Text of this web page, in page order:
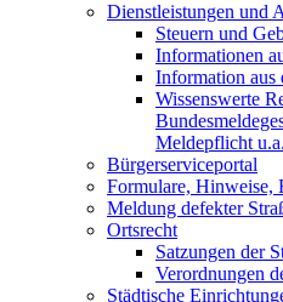
Dienstleistungen und
Steuern und
Informationen
Information aus
Wissenswerte
Meldepflicht
Bürgerserviceportal
Formulare, Hinweise,
Meldung defekter
Ortsrecht
Satzungen der
Verordnungen
Städtische